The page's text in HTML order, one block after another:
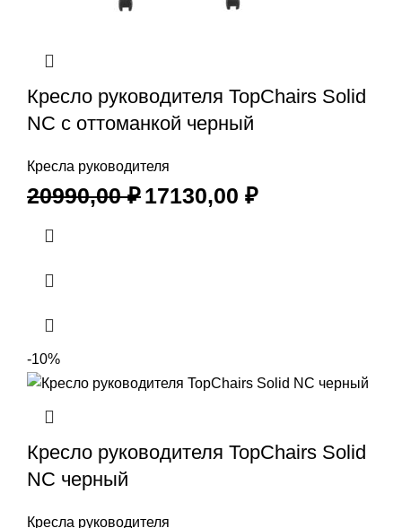
Кресло руководителя TopChairs Solid
NC с оттоманкой черный
Кресла руководителя
20990,00₽17130,00 ₽
-10%
Кресло руководителя TopChairs Solid
NC черный
Кресла руководителя